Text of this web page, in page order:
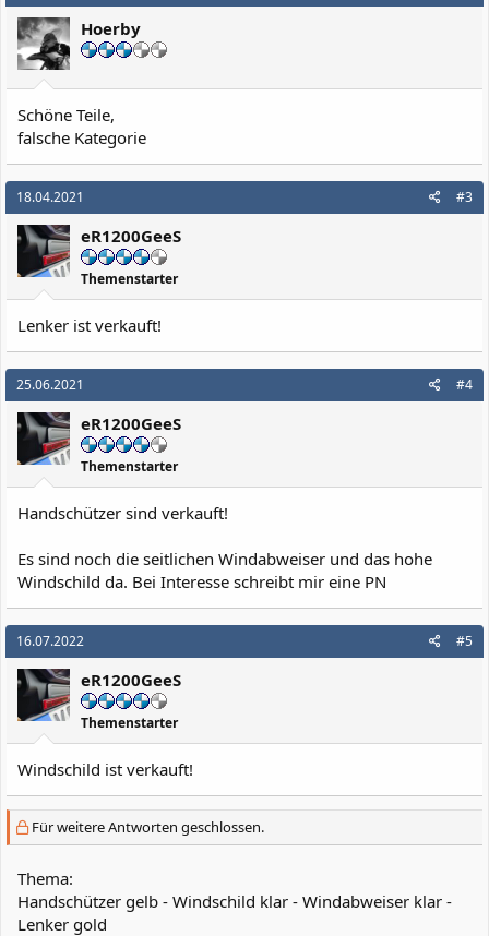
Hoerby
Schöne Teile,
falsche Kategorie
18.04.2021 #3
eR1200GeeS
Themenstarter
Lenker ist verkauft!
25.06.2021 #4
eR1200GeeS
Themenstarter
Handschützer sind verkauft!
Es sind noch die seitlichen Windabweiser und das hohe
Windschild da. Bei Interesse schreibt mir eine PN
16.07.2022 #5
eR1200GeeS
Themenstarter
Windschild ist verkauft!
Für weitere Antworten geschlossen.
Thema:
Handschützer gelb - Windschild klar - Windabweiser klar -
Lenker gold